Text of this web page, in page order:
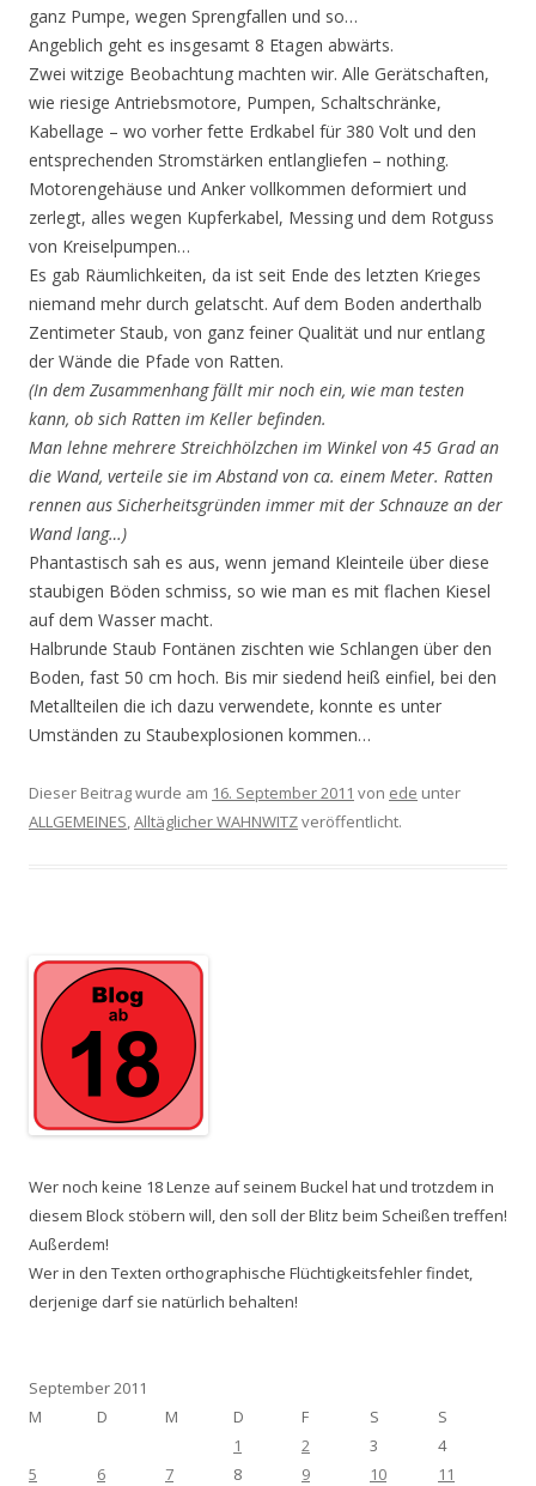
ganz Pumpe, wegen Sprengfallen und so…
Angeblich geht es insgesamt 8 Etagen abwärts.
Zwei witzige Beobachtung machten wir. Alle Gerätschaften,
wie riesige Antriebsmotore, Pumpen, Schaltschränke,
Kabellage – wo vorher fette Erdkabel für 380 Volt und den
entsprechenden Stromstärken entlangliefen – nothing.
Motorengehäuse und Anker vollkommen deformiert und
zerlegt, alles wegen Kupferkabel, Messing und dem Rotguss
von Kreiselpumpen…
Es gab Räumlichkeiten, da ist seit Ende des letzten Krieges
niemand mehr durch gelatscht. Auf dem Boden anderthalb
Zentimeter Staub, von ganz feiner Qualität und nur entlang
der Wände die Pfade von Ratten.
(In dem Zusammenhang fällt mir noch ein, wie man testen
kann, ob sich Ratten im Keller befinden.
Man lehne mehrere Streichhölzchen im Winkel von 45 Grad an
die Wand, verteile sie im Abstand von ca. einem Meter. Ratten
rennen aus Sicherheitsgründen immer mit der Schnauze an der
Wand lang…)
Phantastisch sah es aus, wenn jemand Kleinteile über diese
staubigen Böden schmiss, so wie man es mit flachen Kiesel
auf dem Wasser macht.
Halbrunde Staub Fontänen zischten wie Schlangen über den
Boden, fast 50 cm hoch. Bis mir siedend heiß einfiel, bei den
Metallteilen die ich dazu verwendete, konnte es unter
Umständen zu Staubexplosionen kommen…
Dieser Beitrag wurde am 16. September 2011 von ede unter
ALLGEMEINES,Alltäglicher WAHNWITZveröffentlicht.
Wer noch keine 18 Lenze auf seinem Buckel hat und trotzdem in
diesem Block stöbern will, den soll der Blitz beim Scheißen treffen!
Außerdem!
Wer in den Texten orthographische Flüchtigkeitsfehler findet,
derjenige darf sie natürlich behalten!
September 2011
M
D M D F S
S
1
2 3
4
5
6 7 8 9 10
11